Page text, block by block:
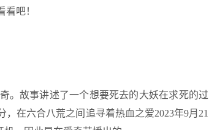
吧！
。故事讲述了一个想要死去的大妖在求死的过
在六合八荒之间追寻着热血之爱2023年9月21